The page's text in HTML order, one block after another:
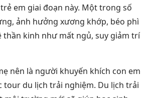
em giai đoạn này. Một trong số
ảnh hưởng xương khớp, béo phì
thần kinh như mất ngủ, suy giảm trí
nên là người khuyến khích con em
tour du lịch trải nghiệm. Du lịch trải